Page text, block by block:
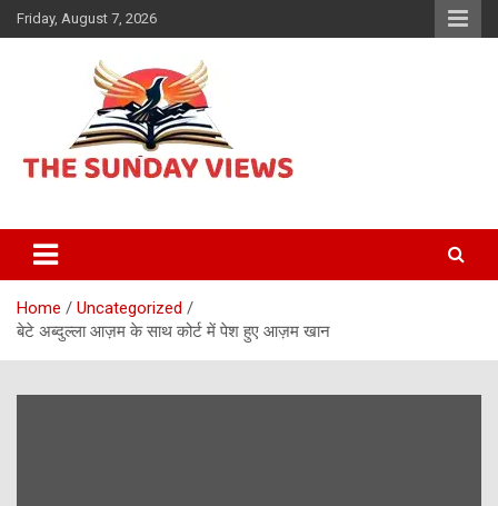
Skip
to
Friday, August 7, 2026
The Sunday views
Home
Uncategorized
बेटे अब्दुल्ला आज़म के साथ कोर्ट में पेश हुए आज़म खान